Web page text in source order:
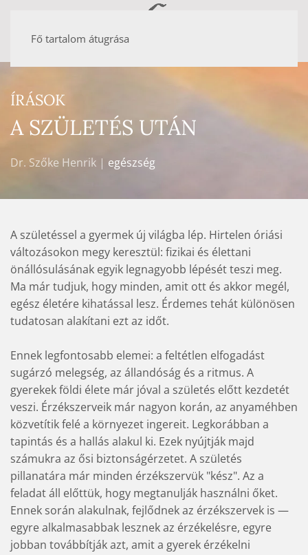
Fő tartalom átugrása
ÍRÁSOK
A SZÜLETÉS UTÁN
Dr. Szőke Henrik | egészség
A születéssel a gyermek új világba lép. Hirtelen óriási
változásokon megy keresztül: fizikai és élettani
önállósulásának egyik legnagyobb lépését teszi meg.
Ma már tudjuk, hogy minden, amit ott és akkor megél,
egész életére kihatással lesz. Érdemes tehát különösen
tudatosan alakítani ezt az időt.
Ennek legfontosabb elemei: a feltétlen elfogadást
sugárzó melegség, az állandóság és a ritmus. A
gyerekek földi élete már jóval a születés előtt kezdetét
veszi. Érzékszerveik már nagyon korán, az anyaméhben
közvetítik felé a környezet ingereit. Legkorábban a
tapintás és a hallás alakul ki. Ezek nyújtják majd
számukra az ősi biztonságérzetet. A születés
pillanatára már minden érzékszervük "kész". Az a
feladat áll előttük, hogy megtanulják használni őket.
Ennek során alakulnak, fejlődnek az érzékszervek is —
egyre alkalmasabbak lesznek az érzékelésre, egyre
jobban továbbítják azt, amit a gyerek érzékelni